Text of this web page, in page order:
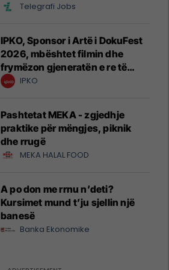
Telegrafi Jobs
IPKO, Sponsor i Artë i DokuFest
2026, mbështet filmin dhe
frymëzon gjeneratën e re të
krijuesve
IPKO
Pashtetat MEKA - zgjedhje
praktike për mëngjes, piknik
dhe rrugë
MEKA HALAL FOOD
A po don me rrnu n’deti?
Kursimet mund t’ju sjellin një
banesë
Banka Ekonomike